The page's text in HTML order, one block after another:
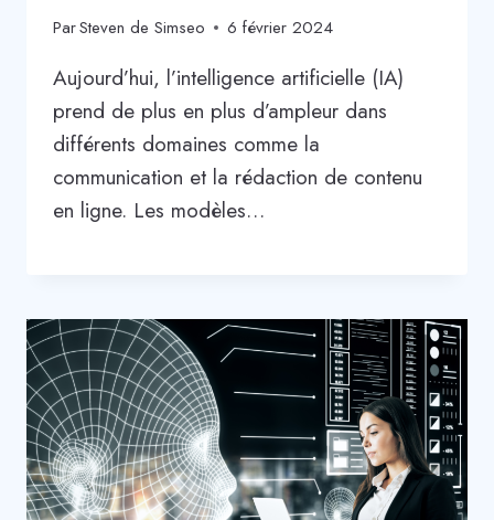
ParSteven de Simseo 6 février 2024
Aujourd’hui, l’intelligence artificielle (IA)
prend de plus en plus d’ampleur dans
différents domaines comme la
communication et la rédaction de contenu
en ligne. Les modèles…